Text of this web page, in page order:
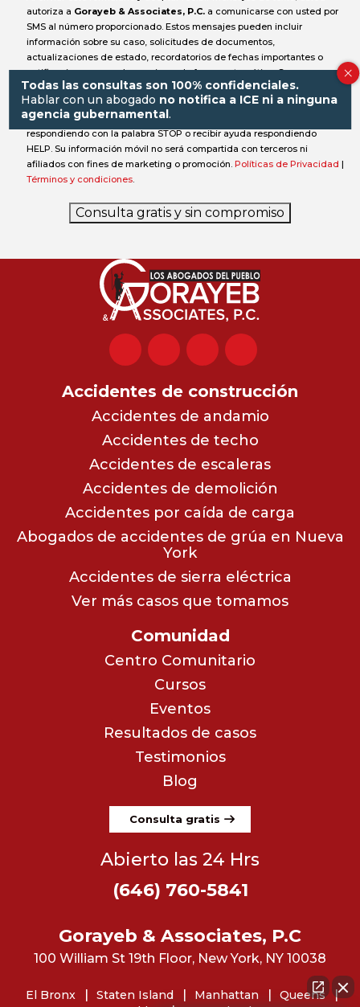
autoriza a Gorayeb & Associates, P.C. a comunicarse con usted por
SMS al número proporcionado. Estos mensajes pueden incluir
información sobre su caso, solicitudes de documentos,
actualizaciones de estado, recordatorios de fechas importantes o
notificaciones, y pueden enviarse de forma automática. Su
consentimiento no es condición para realizar una compra. Pueden
aplicarse cargos por mensajes y datos, y la frecuencia de los
mensajes puede variar. Puede cancelar en cualquier momento
respondiendo con la palabra STOP o recibir ayuda respondiendo
HELP. Su información móvil no será compartida con terceros ni
afiliados con fines de marketing o promoción. Políticas de Privacidad |
Términos y condiciones.
Consulta gratis y sin compromiso
Accidentes de construcción
Accidentes de andamio
Accidentes de techo
Accidentes de escaleras
Accidentes de demolición
Accidentes por caída de carga
Abogados de accidentes de grúa en Nueva
York
Accidentes de sierra eléctrica
Ver más casos que tomamos
Comunidad
Centro Comunitario
Cursos
Eventos
Resultados de casos
Testimonios
Blog
Consulta gratis
Abierto las 24 Hrs
(646) 760-5841
Gorayeb & Associates, P.C
100 William St 19th Floor, New York, NY 10038
El Bronx Staten Island Manhattan
Queens
Todas las consultas son 100% confidenciales.
Hablar con un abogado no notifica a ICE ni a ninguna
agencia gubernamental.